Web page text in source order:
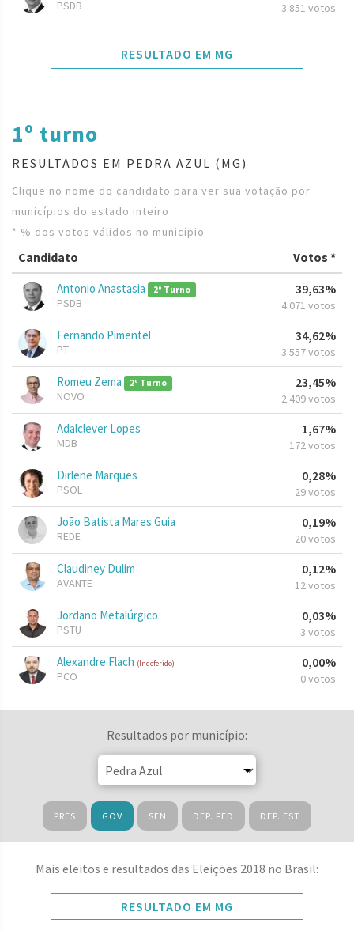
PSDB 3.851 votos
RESULTADO EM MG
1º turno
RESULTADOS EM PEDRA AZUL (MG)
Clique no nome do candidato para ver sua votação por
municípios do estado inteiro
* % dos votos válidos no município
Candidato Votos *
Antonio Anastasia 2º Turno
PSDB
39,63%
4.071 votos
Fernando Pimentel
PT
34,62%
3.557 votos
Romeu Zema 2º Turno
NOVO
23,45%
2.409 votos
Adalclever Lopes
MDB
1,67%
172 votos
Dirlene Marques
PSOL
0,28%
29 votos
João Batista Mares Guia
REDE
0,19%
20 votos
Claudiney Dulim
AVANTE
0,12%
12 votos
Jordano Metalúrgico
PSTU
0,03%
3 votos
Alexandre Flach (Indeferido)
PCO
0,00%
0 votos
Resultados por município:
PRES GOV SEN DEP. FED DEP. EST
Mais eleitos e resultados das Eleições 2018 no Brasil:
RESULTADO EM MG